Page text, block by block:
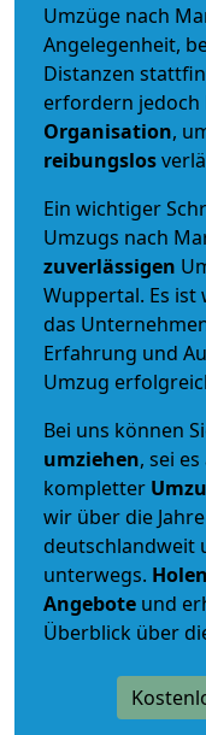
Umzüge nach
Angelegenheit,
Distanzen
erfordern jedoch
Organisation,
reibungslos
Ein wichtiger
Umzugs nach
zuverlässigen
Wuppertal. Es ist
das
Erfahrung und
Umzug
Bei uns können
umziehen, sei es
kompletter
wir über die
deutschlandweit
unterwegs.
Angebote und
Überblick über